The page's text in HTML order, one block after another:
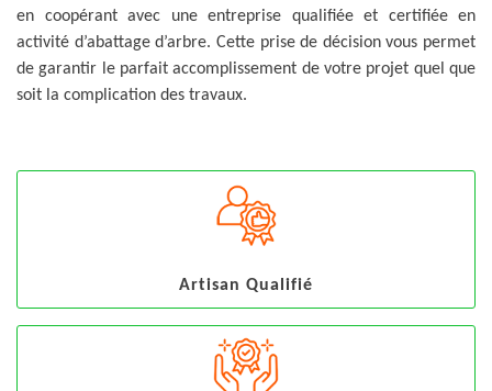
en coopérant avec une entreprise qualifiée et certifiée en
activité d’abattage d’arbre. Cette prise de décision vous permet
de garantir le parfait accomplissement de votre projet quel que
soit la complication des travaux.
Artisan Qualifié